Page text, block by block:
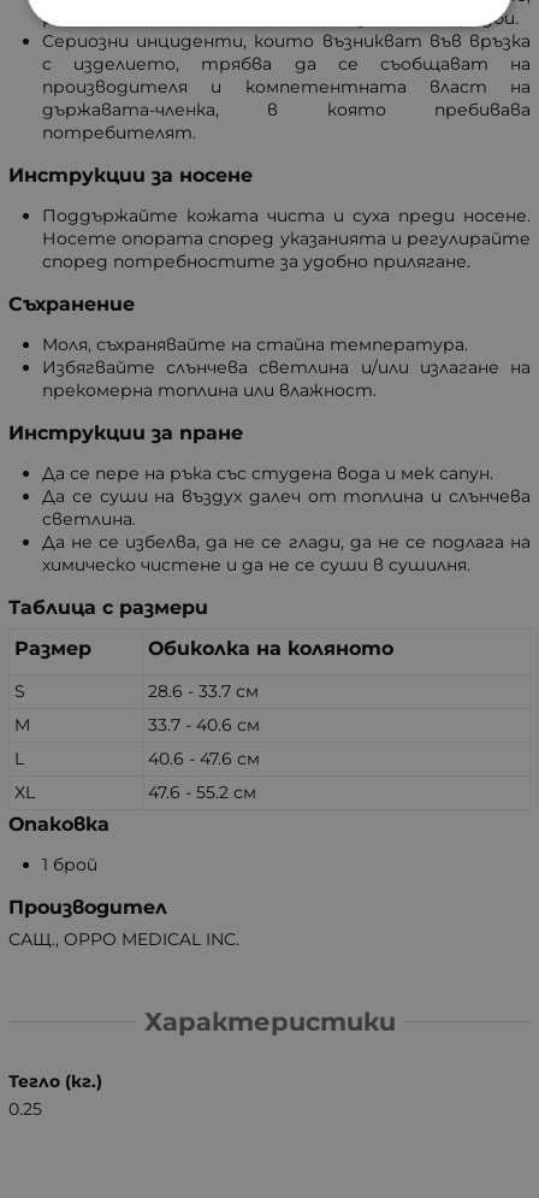
регионалните или националните закони и наредби.
Сериозни инциденти, които възникват във връзка
с изделието, трябва да се съобщават на
производителя и компетентната власт на
държавата-членка, в която пребивава
потребителят.
Инструкции за носене
Поддържайте кожата чиста и суха преди носене.
Носете опората според указанията и регулирайте
според потребностите за удобно прилягане.
Съхранение
Моля, съхранявайте на стайна температура.
Избягвайте слънчева светлина и/или излагане на
прекомерна топлина или влажност.
Инструкции за пране
Да се пере на ръка със студена вода и мек сапун.
Да се суши на въздух далеч от топлина и слънчева
светлина.
Да не се избелва, да не се глади, да не се подлага на
химическо чистене и да не се суши в сушилня.
Таблица с размери
Размер
Обиколка на коляното
S
28.6 - 33.7 см
M
33.7 - 40.6 см
L
40.6 - 47.6 см
XL
47.6 - 55.2 см
Опаковка
1 брой
Производител
САЩ., OPPO MEDICAL INC.
Характеристики
Тегло (кг.)
0.25